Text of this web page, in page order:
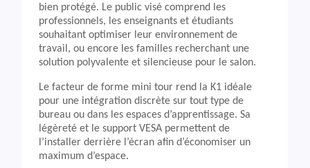
bien protégé. Le public visé comprend les
professionnels, les enseignants et étudiants
souhaitant optimiser leur environnement de
travail, ou encore les familles recherchant une
solution polyvalente et silencieuse pour le salon.
Le facteur de forme mini tour rend la K1 idéale
pour une intégration discrète sur tout type de
bureau ou dans les espaces d’apprentissage. Sa
légèreté et le support VESA permettent de
l’installer derrière l’écran afin d’économiser un
maximum d’espace.